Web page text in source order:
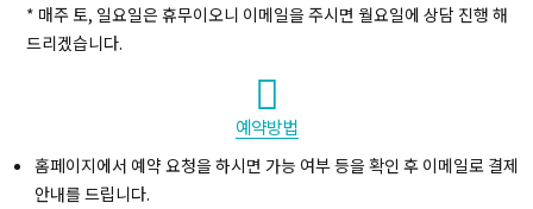
* 매주 토, 일요일은 휴무이오니 이메일을 주시면 월요일에 상담 진행 해
드리겠습니다.
예약방법
홈페이지에서 예약 요청을 하시면 가능 여부 등을 확인 후 이메일로 결제
안내를 드립니다.